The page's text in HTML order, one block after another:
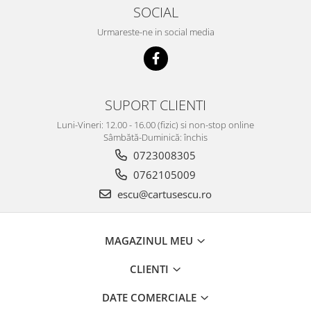
SOCIAL
Urmareste-ne in social media
SUPORT CLIENTI
Luni-Vineri: 12.00 - 16.00 (fizic) si non-stop online
Sâmbătă-Duminică: închis
0723008305
0762105009
escu@cartusescu.ro
MAGAZINUL MEU
CLIENTI
DATE COMERCIALE